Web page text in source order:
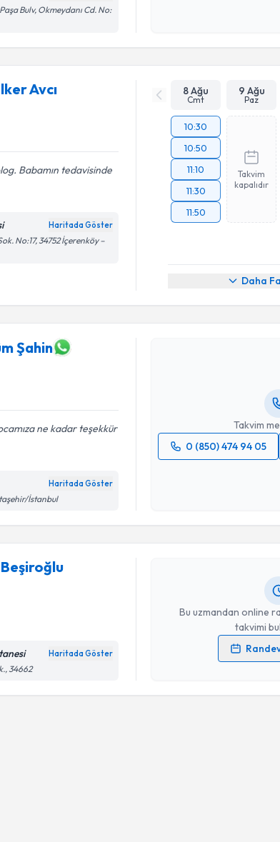
Bulv, Okmeydanı Cd. No:
Takvim
Avcı
Babamın tedavisinde
Haritada Göster
No:17, 34752 İçerenköy –
8 Ağu
Cmt
9 Ağu
Paz
10:30
10:50
11:10
11:30
11:50
Takvim
kapalıdır
Daha
Şahin
ne kadar teşekkür
Haritada Göster
İstanbul
Takvim
0 (850) 474 94 05
Randevu Takvimi Talebi
Prof. Dr. Müslüm Şahin
Takvim
Haritada Göster
34662
Bu uzmandan online
takvimi
Kişisel verilerimin
işlenmesini kabul ediyorum.